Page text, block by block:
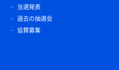
当選発表
過去の抽選会
協賛募集